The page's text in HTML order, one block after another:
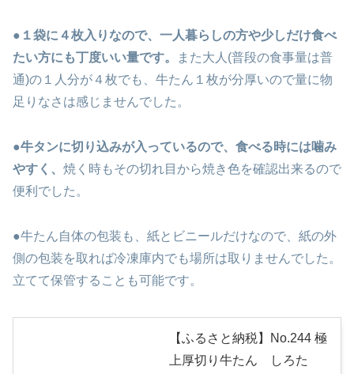
● １袋に４枚入りなので、一人暮らしの方や少しだけ食べ
たい方にも丁度いい量です。
また大人(普段の食事量は普
通)の１人分が４枚でも、牛たん１枚が分厚いので量に物
足りなさは感じませんでした。
●牛タンに切り込みが入っているので、食べる時には噛み
やすく、 焼く時もその切れ目から焼き色を確認出来るので
便利でした。
●牛たん自体の包装も、紙とビニールだけなので、紙の外
側の包装を取れば冷凍庫内でも場所は取りませんでした。
立てて保管することも可能です。
【ふるさと納税】No.244 極
上厚切り牛たん しろた